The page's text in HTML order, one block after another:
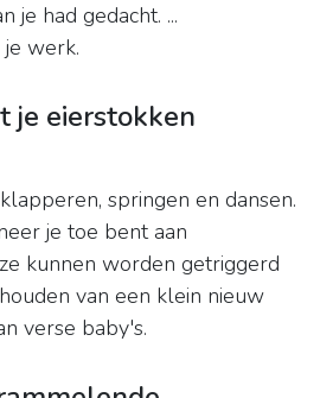
je had gedacht. ...
je werk.
je eierstokken
springen en dansen.
je toe bent aan
kunnen worden getriggerd
van een klein nieuw
verse baby's.